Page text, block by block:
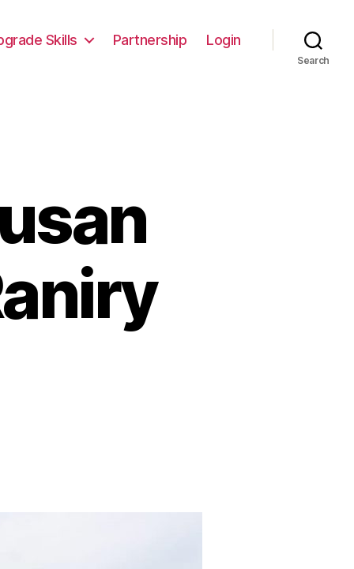
Skills Partnership Login
Search